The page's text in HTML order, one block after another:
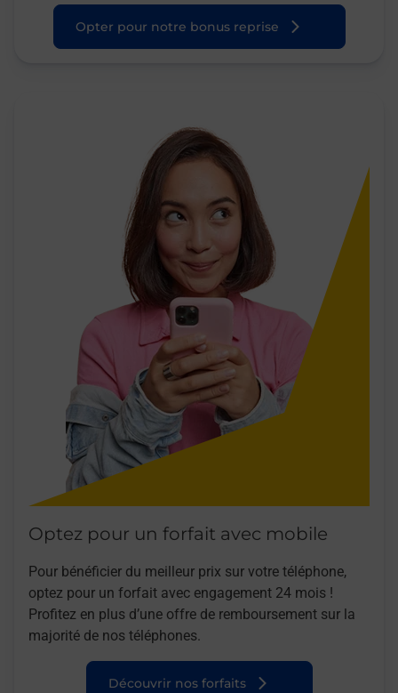
Opter pour notre bonus reprise
Optez pour un forfait avec mobile
Pour bénéficier du meilleur prix sur votre téléphone,
optez pour un forfait avec engagement 24 mois !
Profitez en plus d’une offre de remboursement sur la
majorité de nos téléphones.
Découvrir nos forfaits